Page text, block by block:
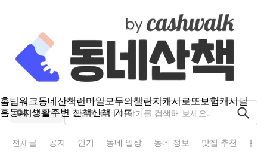
홈팀워크동네산책런마일모두의챌린지캐시로또보험캐시딜
홈동네 생활주변 산책산책 기록
지묘동
전체글 공지 인기 동네 일상 동네 정보 맛집 추천 분